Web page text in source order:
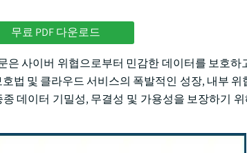
무료 PDF 다운로드
은 사이버 위협으로부터 민감한 데이터를 보호하
법 및 클라우드 서비스의 폭발적인 성장, 내부 위
데이터 기밀성, 무결성 및 가용성을 보장하기 위